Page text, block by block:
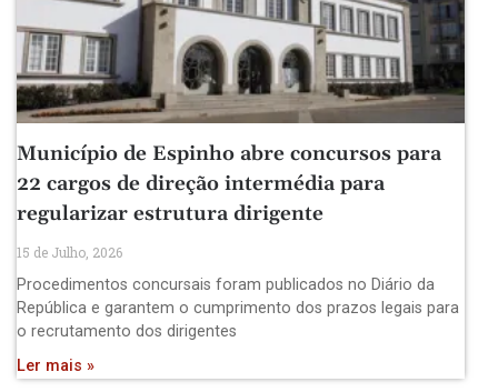
Município de Espinho abre concursos para
22 cargos de direção intermédia para
regularizar estrutura dirigente
15 de Julho, 2026
Procedimentos concursais foram publicados no Diário da
República e garantem o cumprimento dos prazos legais para
o recrutamento dos dirigentes
Ler mais »